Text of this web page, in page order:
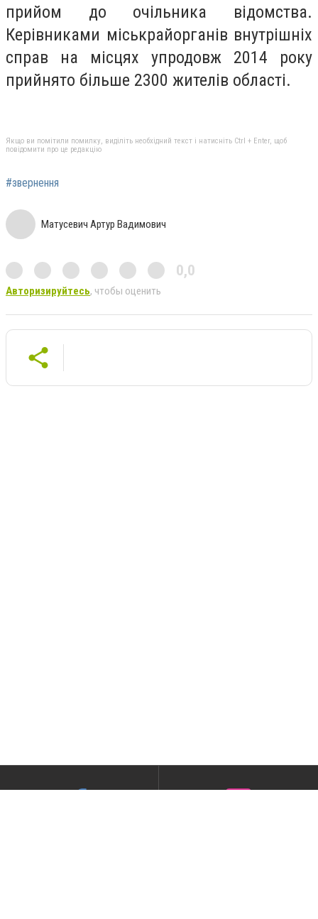
прийом до очільника відомства.
Керівниками міськрайорганів внутрішніх
справ на місцях упродовж 2014 року
прийнято більше 2300 жителів області.
Якщо ви помітили помилку, виділіть необхідний текст і натисніть Ctrl + Enter, щоб
повідомити про це редакцію
#звернення
Матусевич Артур Вадимович
0,0
Авторизируйтесь, чтобы оценить